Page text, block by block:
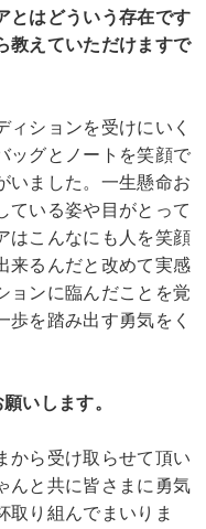
とはどういう存在です
教えていただけますで
ションを受けにいく
ッグとノートを笑顔で
いました。一生懸命お
ている姿や目がとって
はこんなにも人を笑顔
来るんだと改めて実感
ョンに臨んだことを覚
歩を踏み出す勇気をく
いします。
から受け取らせて頂い
んと共に皆さまに勇気
取り組んでまいりま